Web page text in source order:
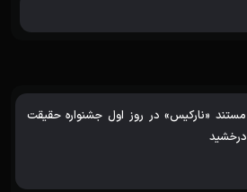
مستند «نارکیس» در روز اول جشنواره حقیقت
درخشید